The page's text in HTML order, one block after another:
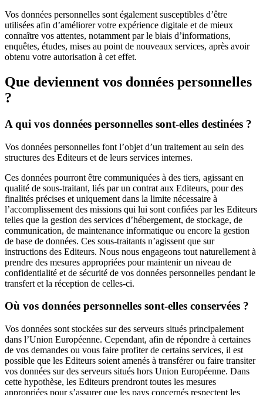
Vos données personnelles sont également susceptibles d’être
utilisées afin d’améliorer votre expérience digitale et de mieux
connaître vos attentes, notamment par le biais d’informations,
enquêtes, études, mises au point de nouveaux services, après avoir
obtenu votre autorisation à cet effet.
Que deviennent vos données personnelles
?
A qui vos données personnelles sont-elles destinées ?
Vos données personnelles font l’objet d’un traitement au sein des
structures des Editeurs et de leurs services internes.
Ces données pourront être communiquées à des tiers, agissant en
qualité de sous-traitant, liés par un contrat aux Editeurs, pour des
finalités précises et uniquement dans la limite nécessaire à
l’accomplissement des missions qui lui sont confiées par les Editeurs
telles que la gestion des services d’hébergement, de stockage, de
communication, de maintenance informatique ou encore la gestion
de base de données. Ces sous-traitants n’agissent que sur
instructions des Editeurs. Nous nous engageons tout naturellement à
prendre des mesures appropriées pour maintenir un niveau de
confidentialité et de sécurité de vos données personnelles pendant le
transfert et la réception de celles-ci.
Où vos données personnelles sont-elles conservées ?
Vos données sont stockées sur des serveurs situés principalement
dans l’Union Européenne. Cependant, afin de répondre à certaines
de vos demandes ou vous faire profiter de certains services, il est
possible que les Editeurs soient amenés à transférer ou faire transiter
vos données sur des serveurs situés hors Union Européenne. Dans
cette hypothèse, les Editeurs prendront toutes les mesures
appropriées pour s’assurer que les pays concernés respectent les